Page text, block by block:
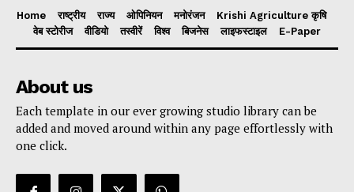
Home राष्ट्रीय राज्य ओपिनियन मनोरंजन
Krishi Agriculture कृषि
वेब स्टोरीज
वीडियो तस्वीरें विश्व बिजनेस लाइफस्टाइल E-Paper
About us
Each template in our ever growing studio library can be
added and moved around within any page effortlessly with
one click.